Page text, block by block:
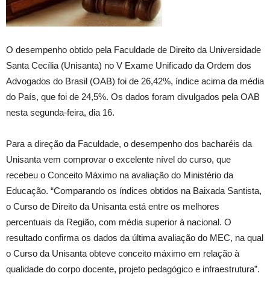
O desempenho obtido pela Faculdade de Direito da Universidade
Santa Cecília (Unisanta) no V Exame Unificado da Ordem dos
Advogados do Brasil (OAB) foi de 26,42%, índice acima da média
do País, que foi de 24,5%. Os dados foram divulgados pela OAB
nesta segunda-feira, dia 16.
Para a direção da Faculdade, o desempenho dos bacharéis da
Unisanta vem comprovar o excelente nível do curso, que
recebeu o Conceito Máximo na avaliação do Ministério da
Educação. “Comparando os índices obtidos na Baixada Santista,
o Curso de Direito da Unisanta está entre os melhores
percentuais da Região, com média superior à nacional. O
resultado confirma os dados da última avaliação do MEC, na qual
o Curso da Unisanta obteve conceito máximo em relação à
qualidade do corpo docente, projeto pedagógico e infraestrutura”.